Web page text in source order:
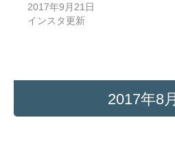
2017年9月21日
インスタ更新
2017年8